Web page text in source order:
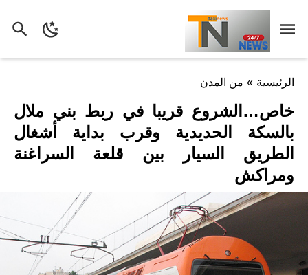
الرئيسية » من المدن
خاص…الشروع قريبا في ربط بني ملال
بالسكة الحديدية وقرب بداية أشغال
الطريق السيار بين قلعة السراغنة
ومراكش